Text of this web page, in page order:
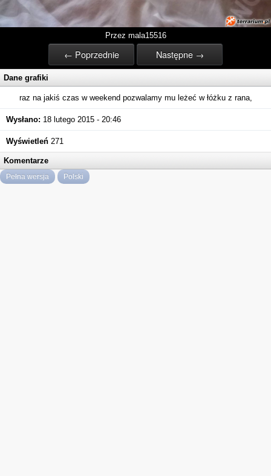
Przez mala15516
← Poprzednie Następne →
Dane grafiki
raz na jakiś czas w weekend pozwalamy mu leżeć w łóżku z rana,
Wysłano: 18 lutego 2015 - 20:46
Wyświetleń 271
Komentarze
Pełna wersja Polski